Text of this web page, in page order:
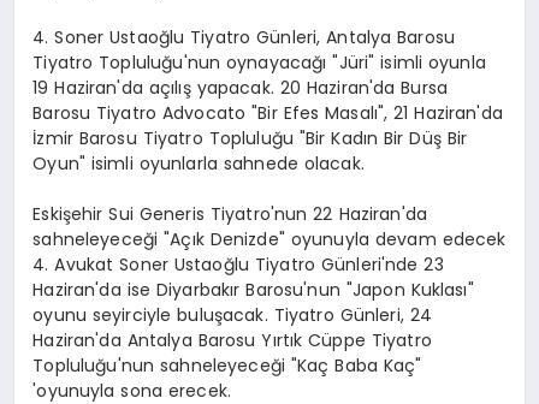
4. Soner Ustaoğlu Tiyatro Günleri, Antalya Barosu
Tiyatro Topluluğu'nun oynayacağı "Jüri" isimli oyunla
19 Haziran'da açılış yapacak. 20 Haziran'da Bursa
Barosu Tiyatro Advocato "Bir Efes Masalı", 21 Haziran'da
İzmir Barosu Tiyatro Topluluğu "Bir Kadın Bir Düş Bir
Oyun" isimli oyunlarla sahnede olacak.
Eskişehir Sui Generis Tiyatro'nun 22 Haziran'da
sahneleyeceği "Açık Denizde" oyunuyla devam edecek
4. Avukat Soner Ustaoğlu Tiyatro Günleri'nde 23
Haziran'da ise Diyarbakır Barosu'nun "Japon Kuklası"
oyunu seyirciyle buluşacak. Tiyatro Günleri, 24
Haziran'da Antalya Barosu Yırtık Cüppe Tiyatro
Topluluğu'nun sahneleyeceği "Kaç Baba Kaç"
'oyunuyla sona erecek.